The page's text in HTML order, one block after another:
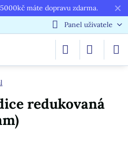
✕
máte dopravu zdarma.
Panel uživatele
redukovaná